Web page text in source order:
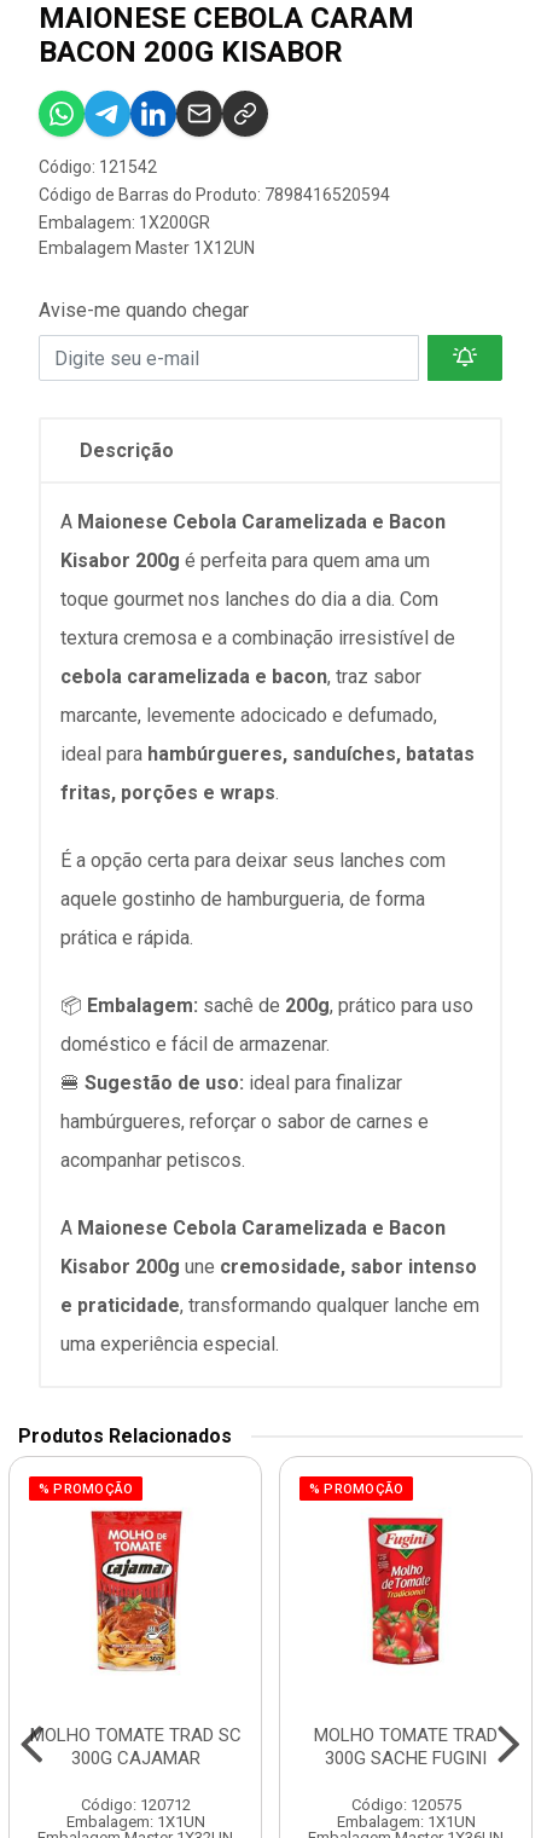
MAIONESE CEBOLA CARAM
BACON 200G KISABOR
Código: 121542
Código de Barras do Produto: 7898416520594
Embalagem: 1X200GR
Embalagem Master 1X12UN
Avise-me quando chegar
Descrição
A Maionese Cebola Caramelizada e Bacon
Kisabor 200g é perfeita para quem ama um
toque gourmet nos lanches do dia a dia. Com
textura cremosa e a combinação irresistível de
cebola caramelizada e bacon, traz sabor
marcante, levemente adocicado e defumado,
ideal para hambúrgueres, sanduíches, batatas
fritas, porções e wraps.
É a opção certa para deixar seus lanches com
aquele gostinho de hamburgueria, de forma
prática e rápida.
📦 Embalagem: sachê de 200g, prático para uso
doméstico e fácil de armazenar.
🍔 Sugestão de uso: ideal para finalizar
hambúrgueres, reforçar o sabor de carnes e
acompanhar petiscos.
A Maionese Cebola Caramelizada e Bacon
Kisabor 200g une cremosidade, sabor intenso
e praticidade, transformando qualquer lanche em
uma experiência especial.
Produtos Relacionados
% PROMOÇÃO
MOLHO TOMATE TRAD SC
300G CAJAMAR
Código: 120712
Embalagem: 1X1UN
% PROMOÇÃO
MOLHO TOMATE TRAD
300G SACHE FUGINI
Código: 120575
Embalagem: 1X1UN